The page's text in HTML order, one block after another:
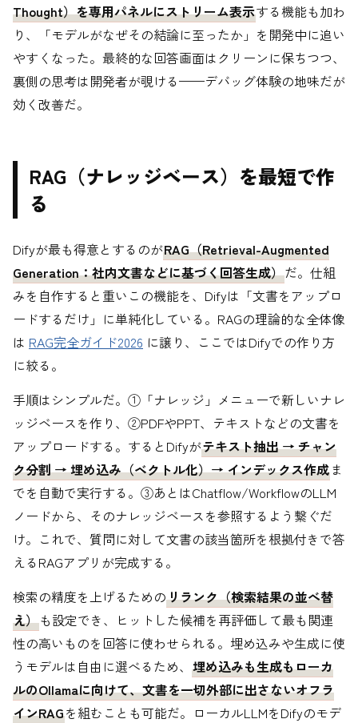
Thought）を専用パネルにストリーム表示する機能も加わ
り、「モデルがなぜその結論に至ったか」を開発中に追い
やすくなった。最終的な回答画面はクリーンに保ちつつ、
裏側の思考は開発者が覗ける——デバッグ体験の地味だが
効く改善だ。
RAG（ナレッジベース）を最短で作
る
Difyが最も得意とするのがRAG（Retrieval-Augmented
Generation：社内文書などに基づく回答生成）だ。仕組
みを自作すると重いこの機能を、Difyは「文書をアップロ
ードするだけ」に単純化している。RAGの理論的な全体像
は RAG完全ガイド2026 に譲り、ここではDifyでの作り方
に絞る。
手順はシンプルだ。①「ナレッジ」メニューで新しいナレ
ッジベースを作り、②PDFやPPT、テキストなどの文書を
アップロードする。するとDifyがテキスト抽出 → チャン
ク分割 → 埋め込み（ベクトル化）→ インデックス作成ま
でを自動で実行する。③あとはChatflow/WorkflowのLLM
ノードから、そのナレッジベースを参照するよう繋ぐだ
け。これで、質問に対して文書の該当箇所を根拠付きで答
えるRAGアプリが完成する。
検索の精度を上げるためのリランク（検索結果の並べ替
え）も設定でき、ヒットした候補を再評価して最も関連
性の高いものを回答に使わせられる。埋め込みや生成に使
うモデルは自由に選べるため、 埋め込みも生成もローカ
ルのOllamaに向けて、文書を一切外部に出さないオフラ
インRAGを組むことも可能だ。ローカルLLMをDifyのモデ